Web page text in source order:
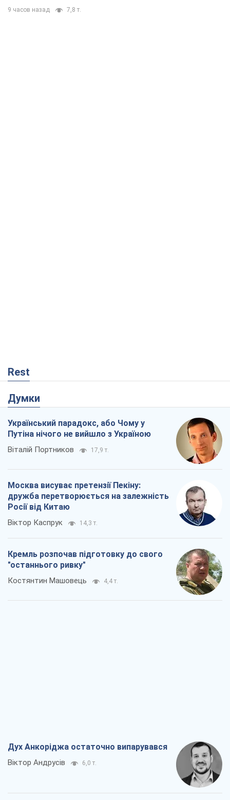
9 часов назад 7,8 т.
Rest
Думки
Український парадокс, або Чому у
Путіна нічого не вийшло з Україною
Віталій Портников 17,9 т.
Москва висуває претензії Пекіну:
дружба перетворюється на залежність
Росії від Китаю
Віктор Каспрук 14,3 т.
Кремль розпочав підготовку до свого
"останнього ривку"
Костянтин Машовець 4,4 т.
Дух Анкоріджа остаточно випарувався
Віктор Андрусів 6,0 т.